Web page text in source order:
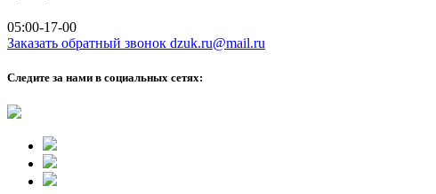
05:00-17-00
Заказать обратный звонок dzuk.ru@mail.ru
Следите за нами в социальных сетях: